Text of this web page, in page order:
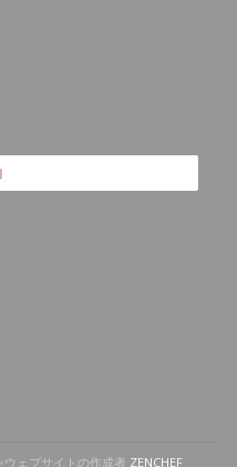
で開きます))
ンドウで開きます))
ェブサイトの作成者 ZENCHEF((新しい